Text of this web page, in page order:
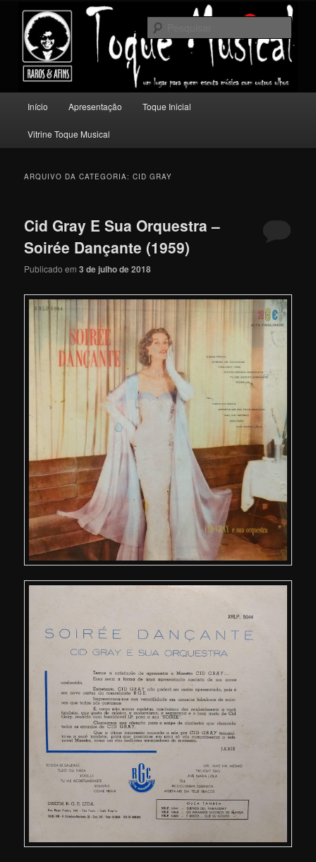
conteúdo
principal
conteúdo
secundário
Toque Musical
Um lugar para quem escuta música com outros olhos.
principal
Início Apresentação Toque Inicial
Vitrine Toque Musical
ARQUIVO DA CATEGORIA:CID GRAY
Cid Gray E Sua Orquestra –
Soirée Dançante (1959)
Publicado em3 de julho de 2018